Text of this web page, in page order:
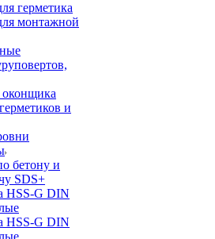
герметика
монтажной
и
бетону и
SDS+
HSS-G DIN
HSS-G DIN